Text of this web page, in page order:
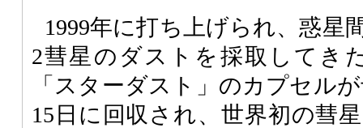
1999年に打ち上げられ、惑星
2彗星のダストを採取してき
「スターダスト」のカプセル
15日に回収され、世界初の彗